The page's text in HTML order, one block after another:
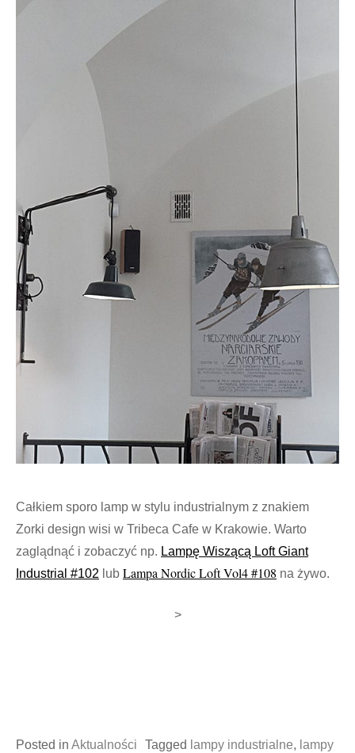
Całkiem sporo lamp w stylu industrialnym z znakiem
Zorki design wisi w Tribeca Cafe w Krakowie. Warto
zaglądnąć i zobaczyć np. Lampę Wiszącą Loft Giant
Industrial #102 lub Lampa Nordic Loft Vol4 #108 na żywo.
>
Posted in Aktualności Tagged lampy industrialne, lampy